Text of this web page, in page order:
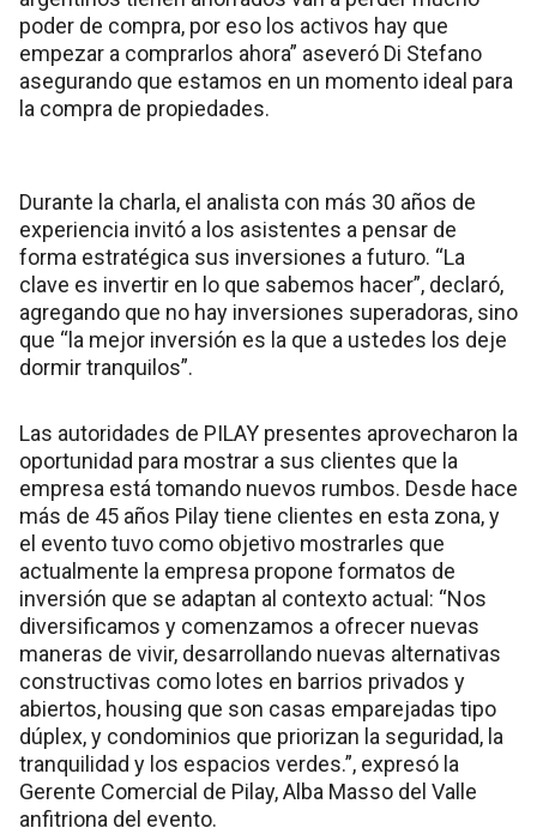
poder de compra, por eso los activos hay que
empezar a comprarlos ahora” aseveró Di Stefano
asegurando que estamos en un momento ideal para
la compra de propiedades.
Durante la charla, el analista con más 30 años de
experiencia invitó a los asistentes a pensar de
forma estratégica sus inversiones a futuro. “La
clave es invertir en lo que sabemos hacer”, declaró,
agregando que no hay inversiones superadoras, sino
que “la mejor inversión es la que a ustedes los deje
dormir tranquilos”.
Las autoridades de PILAY presentes aprovecharon la
oportunidad para mostrar a sus clientes que la
empresa está tomando nuevos rumbos. Desde hace
más de 45 años Pilay tiene clientes en esta zona, y
el evento tuvo como objetivo mostrarles que
actualmente la empresa propone formatos de
inversión que se adaptan al contexto actual: “Nos
diversificamos y comenzamos a ofrecer nuevas
maneras de vivir, desarrollando nuevas alternativas
constructivas como lotes en barrios privados y
abiertos, housing que son casas emparejadas tipo
dúplex, y condominios que priorizan la seguridad, la
tranquilidad y los espacios verdes.”, expresó la
Gerente Comercial de Pilay, Alba Masso del Valle
anfitriona del evento.